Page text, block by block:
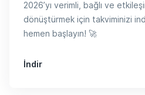
2026’yı verimli, bağlı ve
dönüştürmek için takviminizi
hemen başlayın! 🚀
İndir